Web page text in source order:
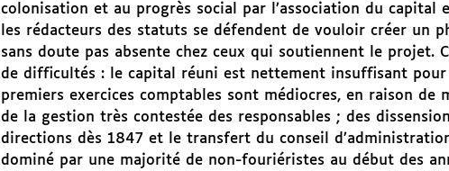
colonisation et au progrès social par l’association du
les rédacteurs des statuts se défendent de vouloir créer un
sans doute pas absente chez ceux qui soutiennent le projet.
de difficultés : le capital réuni est nettement insuffisant pour
premiers exercices comptables sont médiocres, en raison de
de la gestion très contestée des responsables ; des
directions dès 1847 et le transfert du conseil
dominé par une majorité de non-fouriéristes au début des